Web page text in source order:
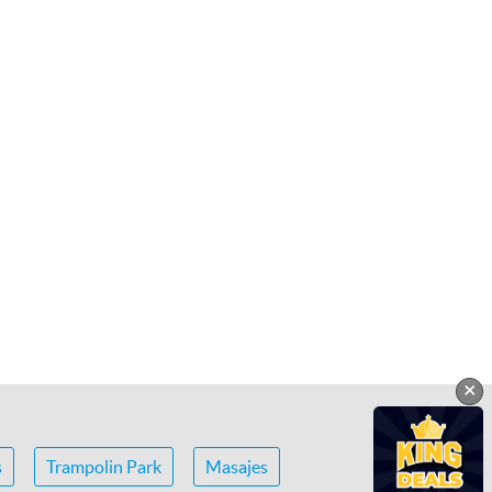
Trampolin Park Masajes
×